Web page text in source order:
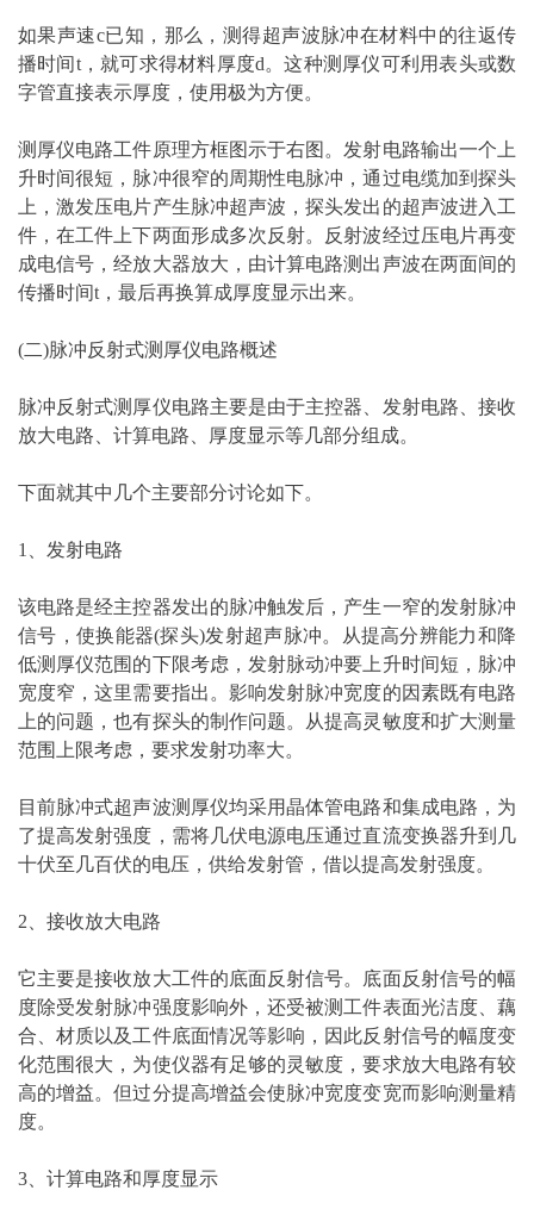
如果声速c已知，那么，测得超声波脉冲在材料中的往返传
播时间t，就可求得材料厚度d。这种测厚仪可利用表头或数
字管直接表示厚度，使用极为方便。
测厚仪电路工件原理方框图示于右图。发射电路输出一个上
升时间很短，脉冲很窄的周期性电脉冲，通过电缆加到探头
上，激发压电片产生脉冲超声波，探头发出的超声波进入工
件，在工件上下两面形成多次反射。反射波经过压电片再变
成电信号，经放大器放大，由计算电路测出声波在两面间的
传播时间t，最后再换算成厚度显示出来。
(二)脉冲反射式测厚仪电路概述
脉冲反射式测厚仪电路主要是由于主控器、发射电路、接收
放大电路、计算电路、厚度显示等几部分组成。
下面就其中几个主要部分讨论如下。
1、发射电路
该电路是经主控器发出的脉冲触发后，产生一窄的发射脉冲
信号，使换能器(探头)发射超声脉冲。从提高分辨能力和降
低测厚仪范围的下限考虑，发射脉动冲要上升时间短，脉冲
宽度窄，这里需要指出。影响发射脉冲宽度的因素既有电路
上的问题，也有探头的制作问题。从提高灵敏度和扩大测量
范围上限考虑，要求发射功率大。
目前脉冲式超声波测厚仪均采用晶体管电路和集成电路，为
了提高发射强度，需将几伏电源电压通过直流变换器升到几
十伏至几百伏的电压，供给发射管，借以提高发射强度。
2、接收放大电路
它主要是接收放大工件的底面反射信号。底面反射信号的幅
度除受发射脉冲强度影响外，还受被测工件表面光洁度、藕
合、材质以及工件底面情况等影响，因此反射信号的幅度变
化范围很大，为使仪器有足够的灵敏度，要求放大电路有较
高的增益。但过分提高增益会使脉冲宽度变宽而影响测量精
度。
3、计算电路和厚度显示